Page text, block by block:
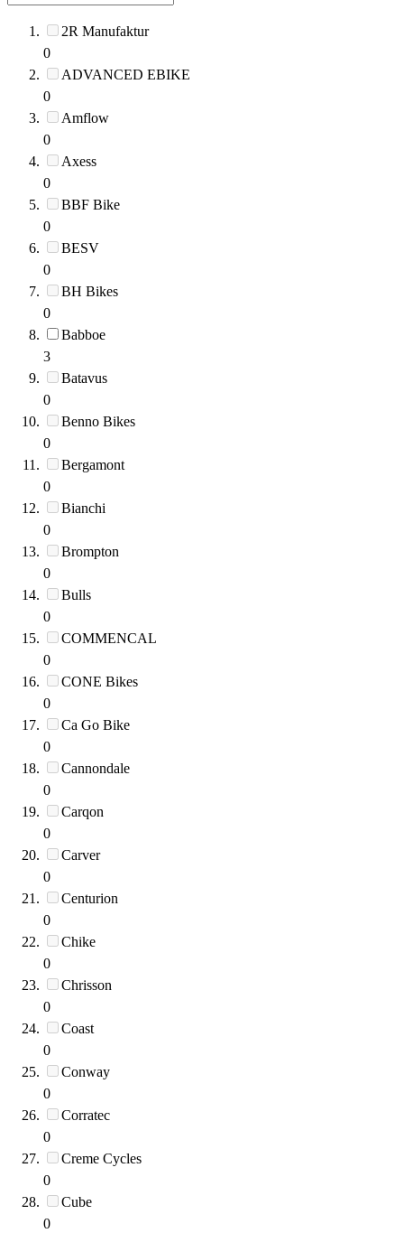
2R Manufaktur
0
ADVANCED EBIKE
0
Amflow
0
Axess
0
BBF Bike
0
BESV
0
BH Bikes
0
Babboe
3
Batavus
0
Benno Bikes
0
Bergamont
0
Bianchi
0
Brompton
0
Bulls
0
COMMENCAL
0
CONE Bikes
0
Ca Go Bike
0
Cannondale
0
Carqon
0
Carver
0
Centurion
0
Chike
0
Chrisson
0
Coast
0
Conway
0
Corratec
0
Creme Cycles
0
Cube
0